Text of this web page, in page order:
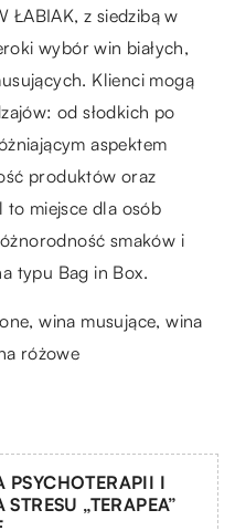
ŁABIAK, z siedzibą w
wybór win białych,
Klienci mogą
od słodkich po
aspektem
produktów oraz
miejsce dla osób
smaków i
typu Bag in Box.
, wina musujące, wina
różowe
PSYCHOTERAPII I
„TERAPEA”